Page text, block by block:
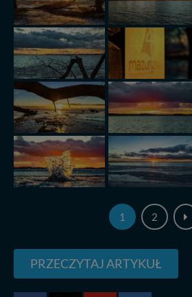
1 2
PRZECZYTAJ ARTYKUŁ
danych, zażądać ich poprawienia
zabronić ich przetwarzania.
zawsze jest możliwe techniczne
praw w odniesieniu do informacji
cookies. Twoja przeglądarka
tych plików - w pewnych
zrobić za Ciebie.
Dziękujemy, i życzmy miłego
nowo...